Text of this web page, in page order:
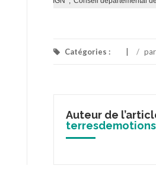
Catégories : / par
Auteur de
terresdemotions